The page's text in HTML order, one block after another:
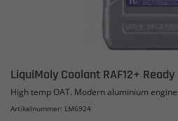
LiquiMoly Coolant RAF12+ Ready
High temp OAT. Modern aluminium
Artikelnummer: LM6924